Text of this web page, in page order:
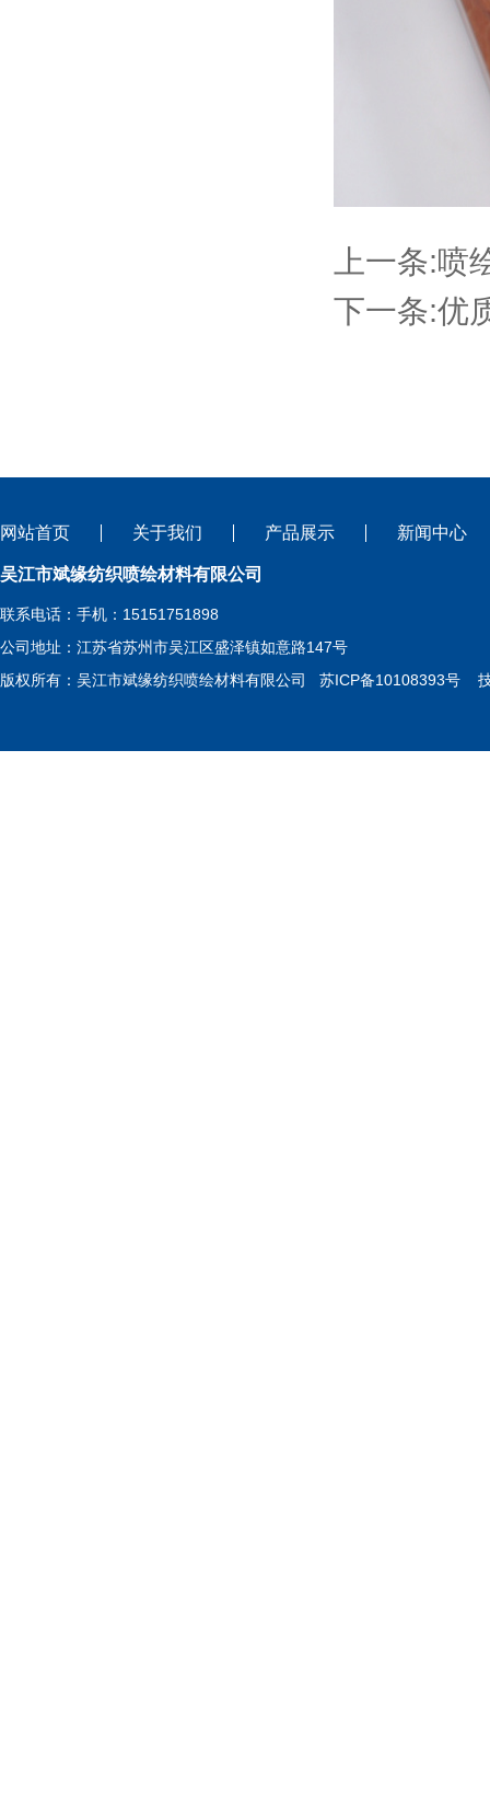
上一条:喷
下一条:优
网站首页 关于我们 产品展示 新闻中心
吴江市斌缘纺织喷绘材料有限公司
联系电话：手机：15151751898
公司地址：江苏省苏州市吴江区盛泽镇如意路147号
版权所有：吴江市斌缘纺织喷绘材料有限公司 苏ICP备10108393号 技